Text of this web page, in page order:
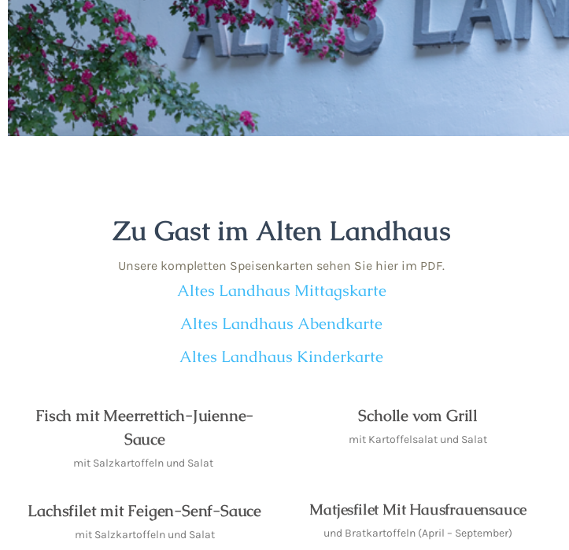
Zu Gast im Alten Landhaus
Unsere kompletten Speisenkarten sehen Sie hier im PDF.
Altes Landhaus Mittagskarte
Altes Landhaus Abendkarte
Altes Landhaus Kinderkarte
Fisch mit Meerrettich-Juienne-
Sauce
mit Salzkartoffeln und Salat
Scholle vom Grill
mit Kartoffelsalat und Salat
Lachsfilet mit Feigen-Senf-Sauce
mit Salzkartoffeln und Salat
Matjesfilet Mit Hausfrauensauce
und Bratkartoffeln (April – September)